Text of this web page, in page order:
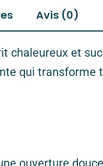
Avis (0)
chaleureux et
qui
ouverture